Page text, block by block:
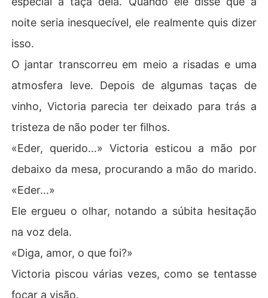
noite seria inesquecível, ele realmente quis dizer
isso.
O jantar transcorreu em meio a risadas e uma
atmosfera leve. Depois de algumas taças de
vinho, Victoria parecia ter deixado para trás a
tristeza de não poder ter filhos.
«Eder, querido...» Victoria esticou a mão por
debaixo da mesa, procurando a mão do marido.
«Eder...»
Ele ergueu o olhar, notando a súbita hesitação
na voz dela.
«Diga, amor, o que foi?»
Victoria piscou várias vezes, como se tentasse
focar a visão.